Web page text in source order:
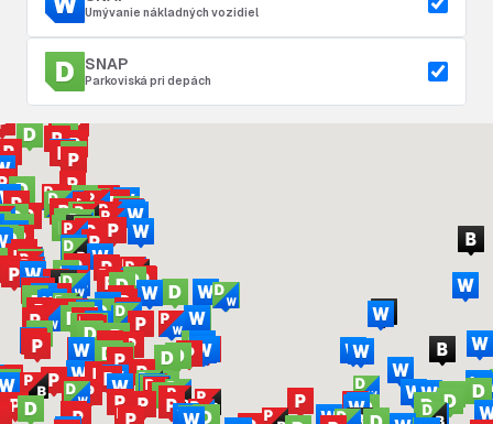
Umývanie nákladných vozidiel
SNAP
Parkoviská pri depách